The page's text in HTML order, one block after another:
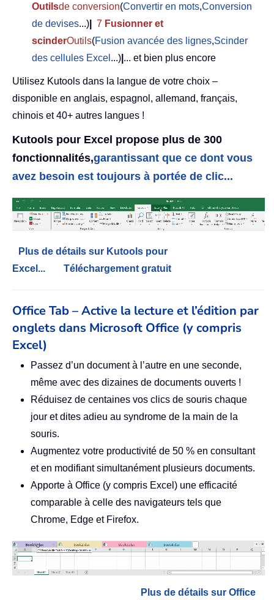
Outilsde conversion(Convertir en mots,Conversion
de devises...) 7 Fusionner et
scinderOutils(Fusion avancée des lignes,Scinder
des cellules Excel ...) ... et bien plus encore
Utilisez Kutools dans la langue de votre choix –
disponible en anglais, espagnol, allemand, français,
chinois et 40+ autres langues !
Kutools pour Excel propose plus de 300
fonctionnalités,garantissant que ce dont vous
avez besoin est toujours à portée de clic...
Plus de détails sur Kutools pour
Excel...
Téléchargement gratuit
Office Tab – Active la lecture et l’édition par
onglets dans Microsoft Office (y compris
Excel)
Passez d’un document à l’autre en une seconde,
même avec des dizaines de documents ouverts !
Réduisez de centaines vos clics de souris chaque
jour et dites adieu au syndrome de la main de la
souris.
Augmentez votre productivité de 50 % en consultant
et en modifiant simultanément plusieurs documents.
Apporte à Office (y compris Excel) une efficacité
comparable à celle des navigateurs tels que
Chrome, Edge et Firefox.
Plus de détails sur Office